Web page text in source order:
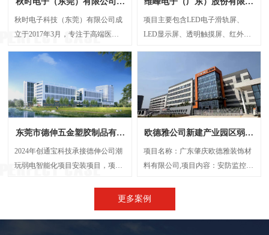
电智能化项目案例
秋时电子科技（东莞）有限公司成
立于2017年3月，专注于高端医疗
范围包括生产、设计、研发、技术
备、光学设备、计量检验设备及零
配件、精密仪器设备及其零配件
电智能化承接方，主要负责建设
UPS后备电源系统、UPS动环监测
系统、楼层弱电井配电建设等等
司弱电智能化项目案例
项目主要包含LED电子滑轨屏、
LED显示屏、透明触摸屏、红外触
琐、呈现单一等问题，将展厅的多
个显示屏打造成一个既可统一协作
又能独立展示的智能视觉网络。
东莞市德伸五金塑胶制品有限
2024年创通宝科技承接德伸公司潮
玩弱电智能化项目安装项目，项目
房建设、视频监控系统、信息网络
欧德雅公司新建产业园区弱电
项目名称：广东肇庆欧德雅装饰材
料有限公司,项目内容：安防监控系
禁系统、停车场系统，会议系统、
更多案例